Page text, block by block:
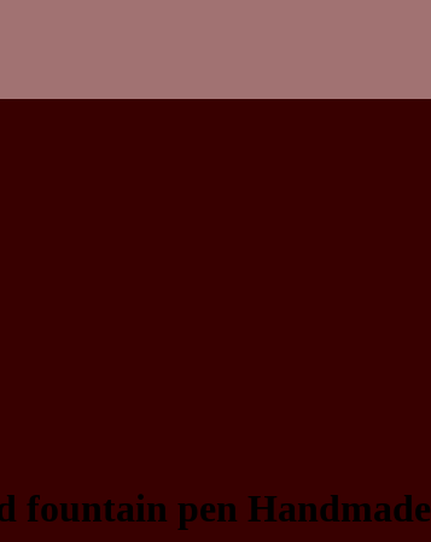
fountain pen Handmade